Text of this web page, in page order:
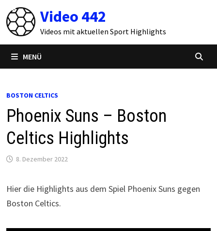
Zum
Inhalt
springen
Video 442
Videos mit aktuellen Sport Highlights
MENÜ
BOSTON CELTICS
Phoenix Suns – Boston
Celtics Highlights
8. Dezember 2022
Hier die Highlights aus dem Spiel Phoenix Suns gegen
Boston Celtics.